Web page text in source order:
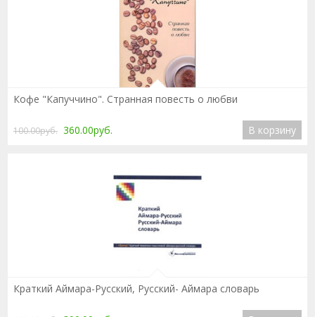
Кофе "Капуччино". Странная повесть о любви
100.00руб. 360.00руб. В корзину
Подробнее
Краткий Аймара-Русский, Русский- Аймара словарь